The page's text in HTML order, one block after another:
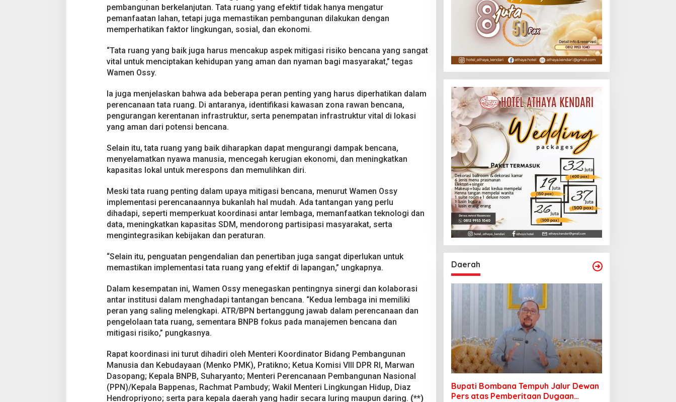
n
c
a
pembangunan berkelanjutan. Tata ruang yang efektif tidak hanya mengatur
pemanfaatan lahan, tetapi juga memastikan pembangunan dilakukan dengan
memperhatikan faktor lingkungan, sosial, dan ekonomi.
“Tata ruang yang baik juga harus mencakup aspek mitigasi risiko bencana yang sangat
vital untuk menciptakan kehidupan yang aman dan nyaman bagi masyarakat,” tegas
Wamen Ossy.
Ia juga menjelaskan bahwa ada beberapa peran penting yang harus diperhatikan dalam
perencanaan tata ruang. Di antaranya, identifikasi kawasan zona rawan bencana,
pengurangan kerentanan infrastruktur, serta penempatan infrastruktur vital di lokasi
yang aman dari potensi bencana.
Selain itu, tata ruang yang baik diharapkan dapat mengurangi dampak bencana,
menyelamatkan nyawa manusia, mencegah kerugian ekonomi, dan meningkatkan
kapasitas lokal untuk merespons dan memulihkan diri.
Meski tata ruang penting dalam upaya mitigasi bencana, menurut Wamen Ossy
implementasi perencanaannya bukanlah hal mudah. Ada tantangan yang perlu
dihadapi, seperti memperkuat koordinasi antar lembaga, memanfaatkan teknologi dan
data, meningkatkan kapasitas SDM, mendorong partisipasi masyarakat, serta
mengintegrasikan kebijakan dan peraturan.
“Selain itu, penguatan pengendalian dan penertiban juga sangat diperlukan untuk
memastikan implementasi tata ruang yang efektif di lapangan,” ungkapnya.
Dalam kesempatan ini, Wamen Ossy menegaskan pentingnya sinergi dan kolaborasi
antar institusi dalam menghadapi tantangan bencana. “Kedua lembaga ini memiliki
peran yang saling melengkapi. ATR/BPN bertanggung jawab dalam perencanaan dan
pengelolaan tata ruang, sementara BNPB fokus pada manajemen bencana dan
mitigasi risiko,” pungkasnya.
Rapat koordinasi ini turut dihadiri oleh Menteri Koordinator Bidang Pembangunan
Manusia dan Kebudayaan (Menko PMK), Pratikno; Ketua Komisi VIII DPR RI, Marwan
Dasopang; Kepala BNPB, Suharyanto; Menteri Perencanaan Pembangunan Nasional
(PPN)/Kepala Bappenas, Rachmat Pambudy; Wakil Menteri Lingkungan Hidup, Diaz
Hendropriyono; serta para kepala daerah yang hadir secara luring maupun daring. (**)
Daerah
Bupati Bombana Tempuh Jalur Dewan
Pers atas Pemberitaan Dugaan